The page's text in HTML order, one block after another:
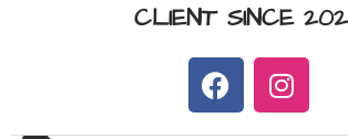
CLIENT SINCE